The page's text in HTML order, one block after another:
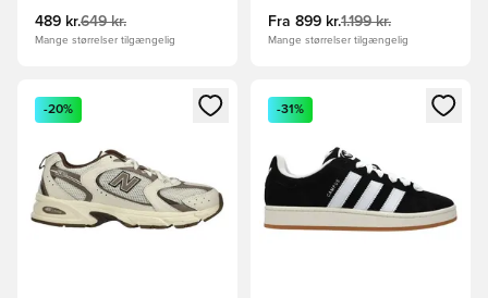
489 kr.649 kr.
Mange størrelser tilgængelig
Fra 899 kr.1.199 kr.
Mange størrelser tilgængelig
Åbner en Modal til at logge ind eller tilmelde dig som
-20%
Åbner en Modal til at logge
-31%